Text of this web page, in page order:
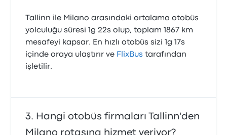
Tallinn ile Milano arasındaki ortalama otobüs
yolculuğu süresi 1g 22s olup, toplam 1867 km
mesafeyi kapsar. En hızlı otobüs sizi 1g 17s
içinde oraya ulaştırır ve FlixBus tarafından
işletilir.
Hangi otobüs firmaları Tallinn'den
Milano rotasına hizmet veriyor?